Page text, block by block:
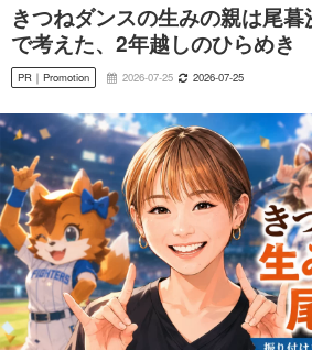
きつねダンスの生みの親は尾
で考えた、2年越しのひらめき
PR｜Promotion 2026-07-25 2026-07-25